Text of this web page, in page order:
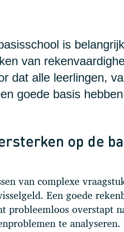
is
van
dat alle leerlingen,
goede basis
op de
van complexe
Een goede
probleemloos overstapt
te analyseren.